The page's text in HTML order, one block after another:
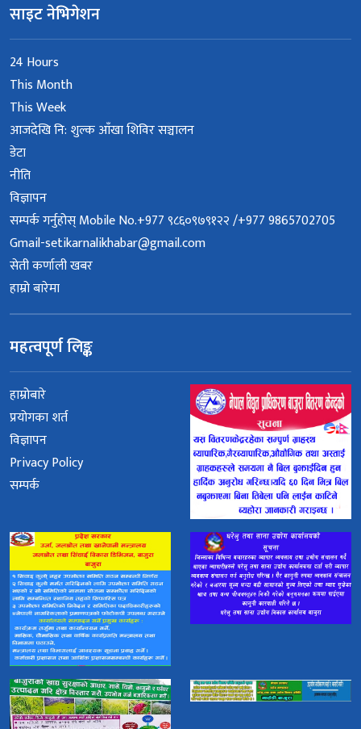
साइट नेभिगेशन
24 Hours
This Month
This Week
आजदेखि नि: शुल्क आँखा शिविर सञ्चालन
डेटा
नीति
विज्ञापन
सम्पर्क गर्नुहोस् Mobile No.+977 ९८६०९७९१२२ /+977 9865702705
Gmail-setikarnalikhabar@gmail.com
सेती कर्णाली खबर
हाम्रो बारेमा
महत्वपूर्ण लिङ्क
हाम्रोबारे
प्रयोगका शर्त
विज्ञापन
Privacy Policy
सम्पर्क